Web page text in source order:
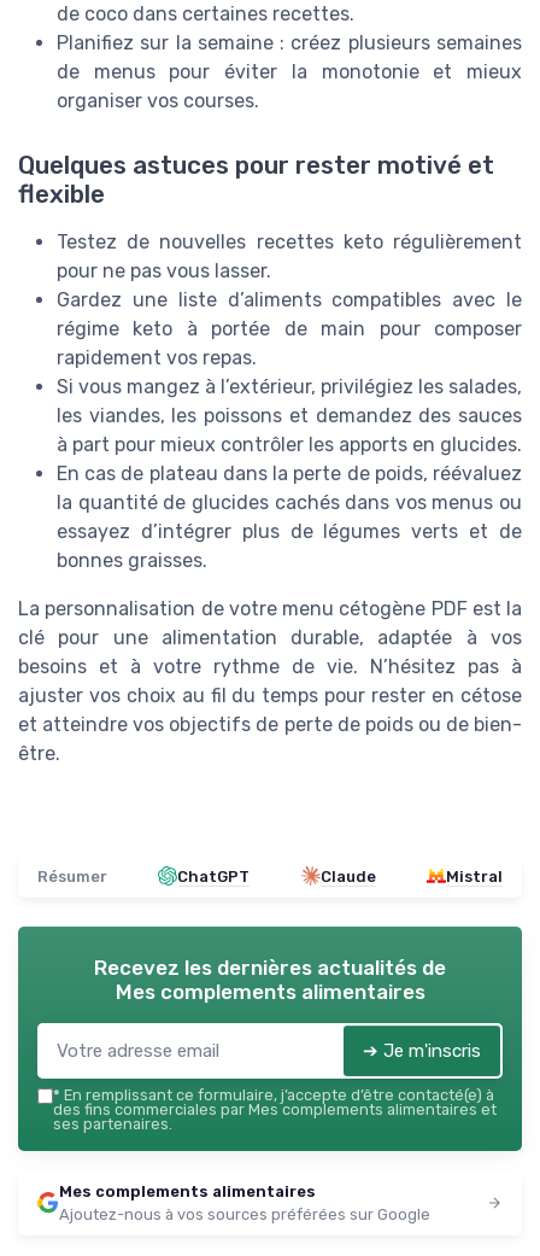
de coco dans certaines recettes.
Planifiez sur la semaine : créez plusieurs semaines
de menus pour éviter la monotonie et mieux
organiser vos courses.
Quelques astuces pour rester motivé et
flexible
Testez de nouvelles recettes keto régulièrement
pour ne pas vous lasser.
Gardez une liste d’aliments compatibles avec le
régime keto à portée de main pour composer
rapidement vos repas.
Si vous mangez à l’extérieur, privilégiez les salades,
les viandes, les poissons et demandez des sauces
à part pour mieux contrôler les apports en glucides.
En cas de plateau dans la perte de poids, réévaluez
la quantité de glucides cachés dans vos menus ou
essayez d’intégrer plus de légumes verts et de
bonnes graisses.
La personnalisation de votre menu cétogène PDF est la
clé pour une alimentation durable, adaptée à vos
besoins et à votre rythme de vie. N’hésitez pas à
ajuster vos choix au fil du temps pour rester en cétose
et atteindre vos objectifs de perte de poids ou de bien-
être.
Résumer ChatGPT Claude Mistral
Recevez les dernières actualités de
Mes complements alimentaires
➔ Je m'inscris
* En remplissant ce formulaire, j’accepte d’être contacté(e) à
des fins commerciales par Mes complements alimentaires et
ses partenaires.
Mes complements alimentaires
Ajoutez-nous à vos sources préférées sur Google